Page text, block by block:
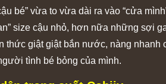
bé” vừa to vừa dài ra vào “cửa
size cậu nhỏ, hơn nữa những sợi
thức giật giật bắn nước, nàng
tình bé bỏng của mình.